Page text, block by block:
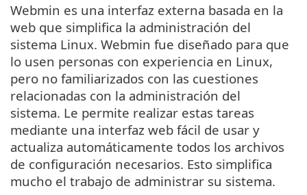
Webmin es una interfaz externa basada en la
web que simplifica la administración del
sistema Linux. Webmin fue diseñado para que
lo usen personas con experiencia en Linux,
pero no familiarizados con las cuestiones
relacionadas con la administración del
sistema. Le permite realizar estas tareas
mediante una interfaz web fácil de usar y
actualiza automáticamente todos los archivos
de configuración necesarios. Esto simplifica
mucho el trabajo de administrar su sistema.